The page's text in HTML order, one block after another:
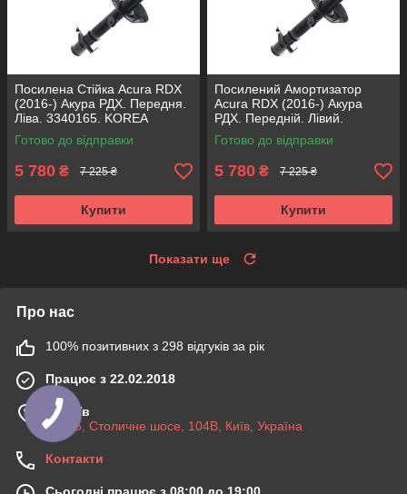
Посилена Стійка Acura RDX
(2016-) Акура РДХ. Передня.
Ліва. 3340165. KOREA
Аксусс!
Готово до відправки
5 780 ₴ 7 225 ₴
Купити
Посилений Амортизатор
Acura RDX (2016-) Акура
РДХ. Передній. Лівий.
3340165. KOREA Аксусс!
Готово до відправки
5 780 ₴ 7 225 ₴
Купити
Показати ще
Про нас
100% позитивних з 298 відгуків за рік
Працює з 22.02.2018
м. Київ
03045, Столичне шосе, 104B, Київ, Україна
Контакти